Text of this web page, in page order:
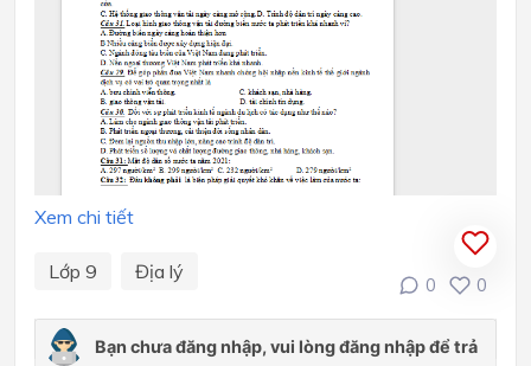
Xem chi tiết
Lớp 9 Địa lý
0 0